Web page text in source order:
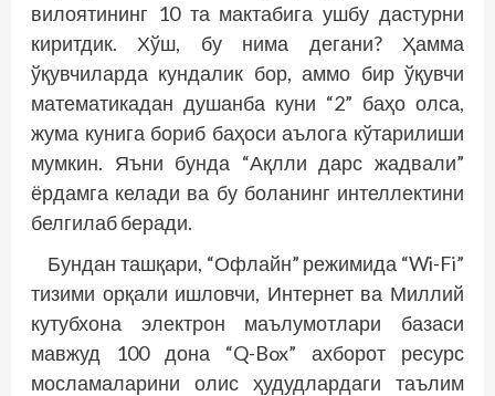
вилоятининг 10 та мактабига ушбу дастурни
киритдик. Хўш, бу нима дегани? Ҳамма
ўқувчиларда кундалик бор, аммо бир ўқувчи
математикадан душанба куни “2” баҳо олса,
жума кунига бориб баҳоси аълога кўтарилиши
мумкин. Яъни бунда “Ақлли дарс жадвали”
ёрдамга келади ва бу боланинг интеллектини
белгилаб беради.
Бундан ташқари, “Офлайн” режимида “Wi-Fi”
тизими орқали ишловчи, Интернет ва Миллий
кутубхона электрон маълумотлари базаси
мавжуд 100 дона “Q-Box” ахборот ресурс
мосламаларини олис ҳудудлардаги таълим